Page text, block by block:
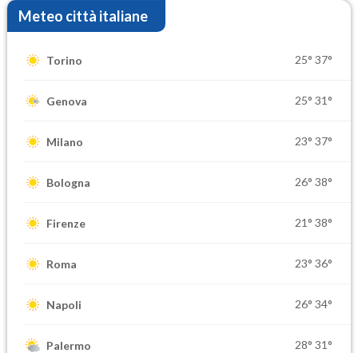
Meteo città italiane
Torino 25° 37°
Genova 25° 31°
Milano 23° 37°
Bologna 26° 38°
Firenze 21° 38°
Roma 23° 36°
Napoli 26° 34°
Palermo 28° 31°